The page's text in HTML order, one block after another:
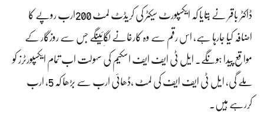
ڈاکٹر باقر نے بتایا کہ ایکسپورٹ سیکٹر کی کریڈٹ لمٹ 200ارب روپے کا
اضافہ کیا جارہا ہے, اس رقم سے وہ کارخانے لگاِئینگے جس سے روزگار کے
مواقع پیدا ہونگے. ایل ٹی ایف ایف اسکیم کی سہولت اب تمام ایکسپورٹرز کو
ملے گی, ایل ٹی ایف ایف کی لمٹ ،ڈھائی ارب سے بڑھا کہ 5، ارب
کررہے ہیں.